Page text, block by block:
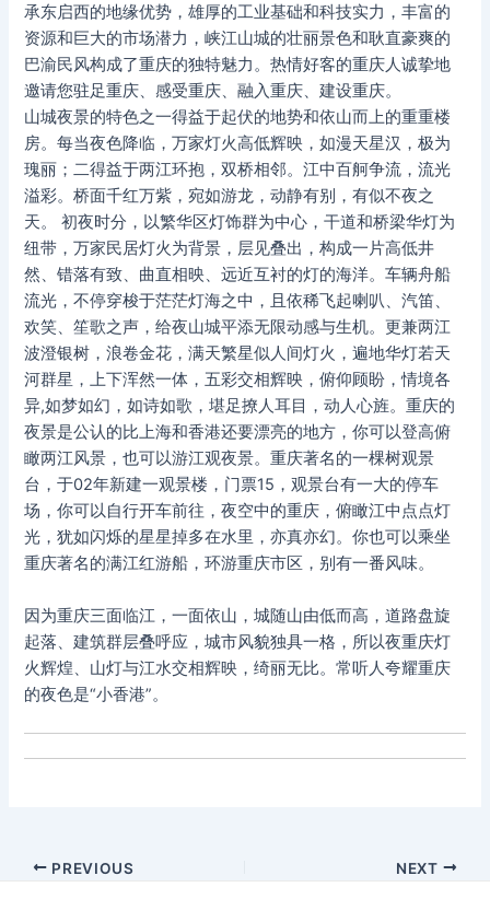
承东启西的地缘优势，雄厚的工业基础和科技实力，丰富的
资源和巨大的市场潜力，峡江山城的壮丽景色和耿直豪爽的
巴渝民风构成了重庆的独特魅力。热情好客的重庆人诚挚地
邀请您驻足重庆、感受重庆、融入重庆、建设重庆。
山城夜景的特色之一得益于起伏的地势和依山而上的重重楼
房。每当夜色降临，万家灯火高低辉映，如漫天星汉，极为
瑰丽；二得益于两江环抱，双桥相邻。江中百舸争流，流光
溢彩。桥面千红万紫，宛如游龙，动静有别，有似不夜之
天。 初夜时分，以繁华区灯饰群为中心，干道和桥梁华灯为
纽带，万家民居灯火为背景，层见叠出，构成一片高低井
然、错落有致、曲直相映、远近互衬的灯的海洋。车辆舟船
流光，不停穿梭于茫茫灯海之中，且依稀飞起喇叭、汽笛、
欢笑、笙歌之声，给夜山城平添无限动感与生机。更兼两江
波澄银树，浪卷金花，满天繁星似人间灯火，遍地华灯若天
河群星，上下浑然一体，五彩交相辉映，俯仰顾盼，情境各
异,如梦如幻，如诗如歌，堪足撩人耳目，动人心旌。重庆的
夜景是公认的比上海和香港还要漂亮的地方，你可以登高俯
瞰两江风景，也可以游江观夜景。重庆著名的一棵树观景
台，于02年新建一观景楼，门票15，观景台有一大的停车
场，你可以自行开车前往，夜空中的重庆，俯瞰江中点点灯
光，犹如闪烁的星星掉多在水里，亦真亦幻。你也可以乘坐
重庆著名的满江红游船，环游重庆市区，别有一番风味。
因为重庆三面临江，一面依山，城随山由低而高，道路盘旋
起落、建筑群层叠呼应，城市风貌独具一格，所以夜重庆灯
火辉煌、山灯与江水交相辉映，绮丽无比。常听人夸耀重庆
的夜色是“小香港”。
Post
PREVIOUS NEXT